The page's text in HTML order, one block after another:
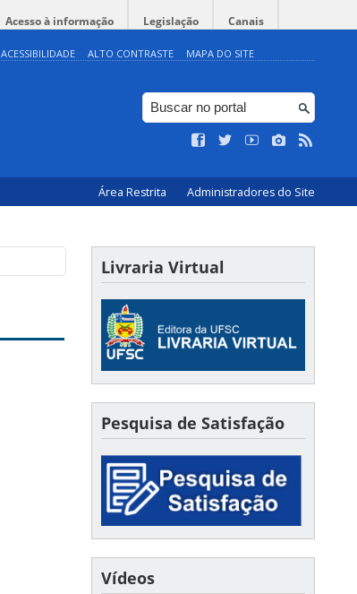
Acesso à informação Legislação Canais
ACESSIBILIDADE ALTO CONTRASTE MAPA DO SITE
Área Restrita Administradores do Site
Livraria Virtual
Pesquisa de Satisfação
Vídeos